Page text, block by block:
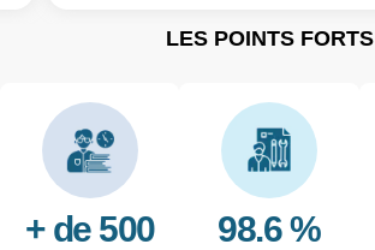
LES POINTS FORTS
+ de 500 98.6 %